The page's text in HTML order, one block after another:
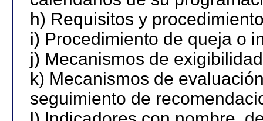
h) Requisitos y
i) Procedimiento de queja o
j) Mecanismos de
k) Mecanismos de
seguimiento de